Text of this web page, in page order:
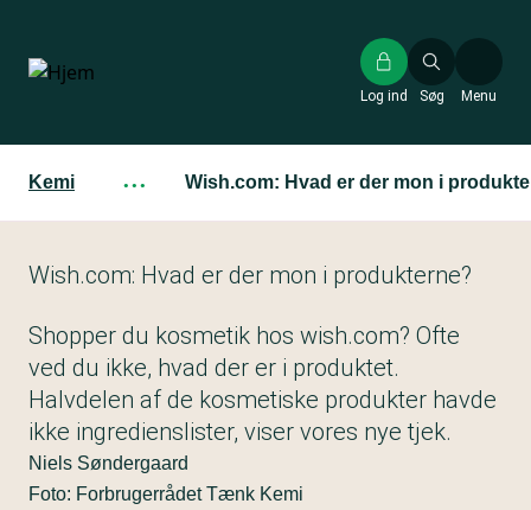
hovedindhold
Søg
Log ind Menu
Kemi ··· Wish.com: Hvad er der mon i
Wish.com: Hvad er der mon i produkterne?
Shopper du kosmetik hos wish.com? Ofte
ved du ikke, hvad der er i produktet.
Halvdelen af de kosmetiske produkter havde
ikke ingredienslister, viser vores nye tjek.
Niels Søndergaard
Foto: Forbrugerrådet Tænk Kemi